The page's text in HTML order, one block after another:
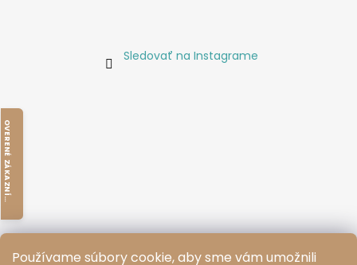
Používame súbory cookie, aby sme vám umožnili
Sledovať na Instagrame
O
V
E
R
E
N
É
Z
Á
K
A
Z
N
Í
K
M
I